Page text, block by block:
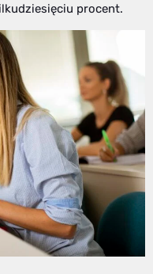
procent.